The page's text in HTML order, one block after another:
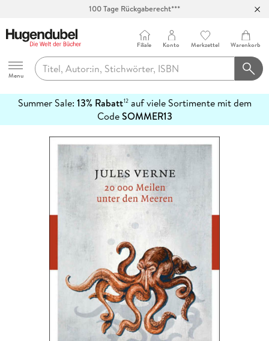
100 Tage Rückgaberecht***
Hugendubel
Menu
Filiale Konto Merkzettel Warenkorb
Summer Sale: 13% Rabatt12auf viele Sortimente mit dem
CodeSOMMER13
erfahren